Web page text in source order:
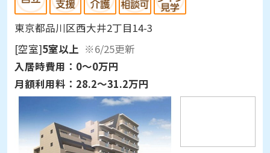
東京都品川区西大井2丁目14-3
[空室]5室以上 ※6/25更新
入居時費用： 0～0万円
月額利用料： 28.2～31.2万円